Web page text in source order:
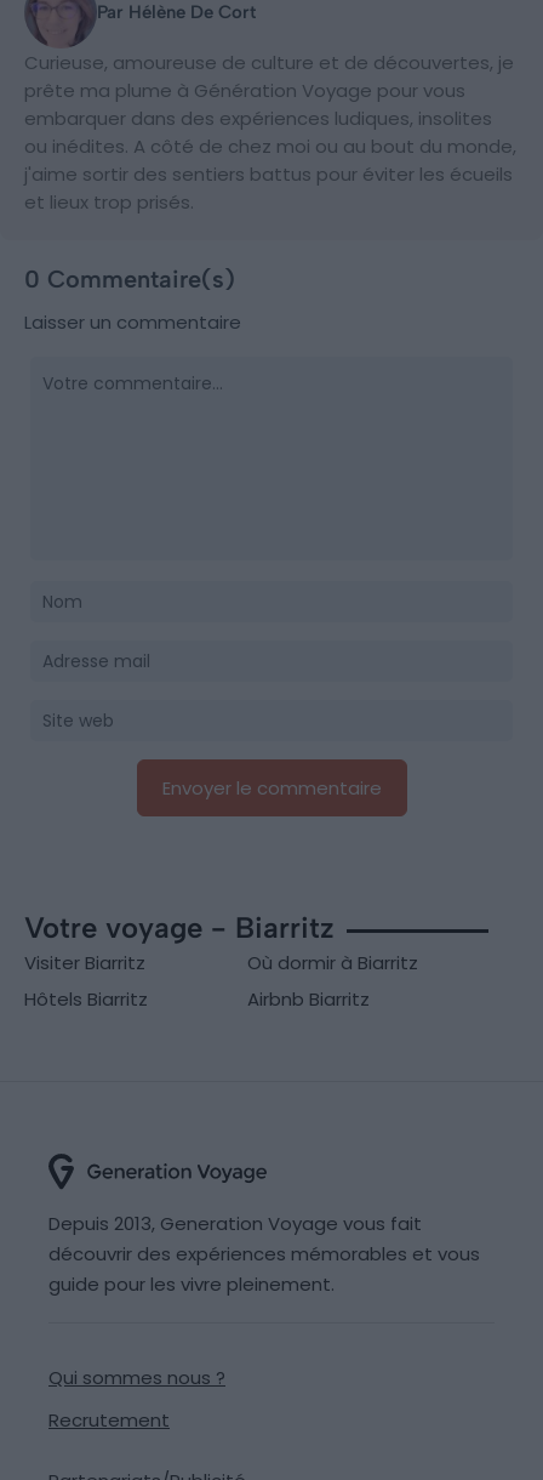
Par Hélène De Cort
Curieuse, amoureuse de culture et de découvertes, je
prête ma plume à Génération Voyage pour vous
embarquer dans des expériences ludiques, insolites
ou inédites. A côté de chez moi ou au bout du monde,
j'aime sortir des sentiers battus pour éviter les écueils
et lieux trop prisés.
0 Commentaire(s)
Laisser un commentaire
Votre voyage - Biarritz
Visiter Biarritz
Où dormir à Biarritz
Hôtels Biarritz
Airbnb Biarritz
Depuis 2013, Generation Voyage vous fait
découvrir des expériences mémorables et vous
guide pour les vivre pleinement.
Qui sommes nous ?
Recrutement